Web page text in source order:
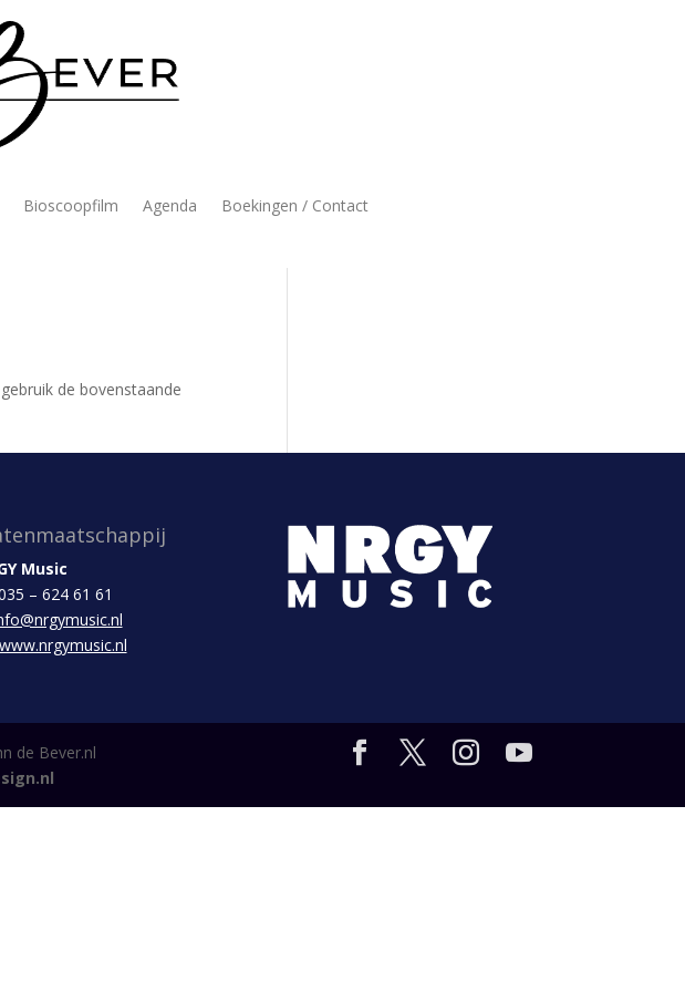
Bioscoopfilm Agenda Boekingen / Contact
de bovenstaande
Music
– 624 61 61
www.nrgymusic.nl
de Bever.nl